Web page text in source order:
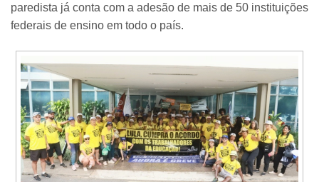
paredista já conta com a adesão de mais de 50 instituições
federais de ensino em todo o país.